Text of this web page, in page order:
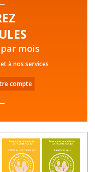
mois
à nos services
compte